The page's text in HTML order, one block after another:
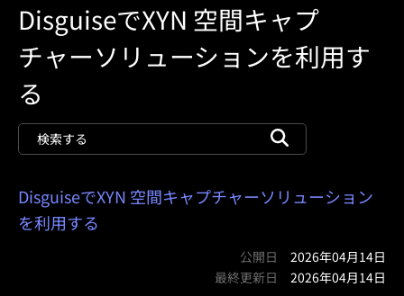
DisguiseでXYN 空間キャプ
チャーソリューションを利用す
る
DisguiseでXYN 空間キャプチャーソリューション
を利用する
公開日 2026年04月14日
最終更新日 2026年04月14日